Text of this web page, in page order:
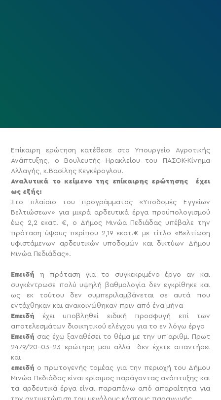
Επίκαιρη ερώτηση κατέθεσε στο Υπουργείο Αγροτικής
Ανάπτυξης, ο Βουλευτής Ηρακλείου του ΠΑΣΟΚ-Κίνημα
Αλλαγής, κ.Βασίλης Κεγκέρογλου.
Αναλυτικά το κείμενο της επίκαιρης ερώτησης έχει
ως εξής:
Στο πλαίσιο του προγράμματος «Υποδομές Εγγείων
Βελτιώσεων» για μικρά αρδευτικά έργα προϋπολογισμού
έως 2,2 εκατ. €, ο Δήμος Μινώα Πεδιάδας υπέβαλε την
πρόταση ύψους περίπου 2,19 εκατ.€ με τίτλο «Βελτίωση
υφιστάμενων αρδευτικών υποδομών και δικτύων Δήμου
Μινώα Πεδιάδας».
Επειδήη πρόταση για το συγκεκριμένο έργο αν και
συγκέντρωσε πολύ υψηλή βαθμολογία δεν εγκρίθηκε και
ως εκ τούτου δεν συμπεριλαμβάνεται σε αυτά που
εντάχθηκαν και ανακοινώθηκαν πριν από ένα μήνα
Επειδή έχει υποβληθεί ειδική προσφυγή επί των
αποτελεσμάτων διοικητικού ελέγχου για το εν λόγω έργο
Επειδή σας έχω ξαναθέσει το θέμα με την υπ’αριθμ. Πρωτ
2479/20-03-23 ερώτηση μου αλλά δεν έχετε απαντήσει
και
επειδή ο πρωτογενής τομέας για την περιοχή του Δήμου
Μινώα Πεδιάδας είναι κρίσιμος παράγοντας ανάπτυξης και
τα αρδευτικά έργα είναι παραπάνω από απαραίτητα για